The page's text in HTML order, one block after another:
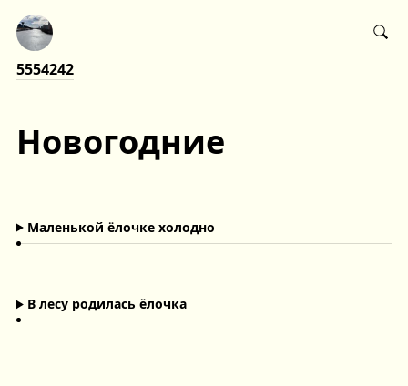
5554242
Новогодние
Маленькой ёлочке холодно
В лесу родилась ёлочка